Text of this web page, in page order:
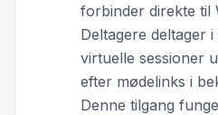
forbinder direkte til
Deltagere deltager
virtuelle sessioner
efter mødelinks i
Denne tilgang